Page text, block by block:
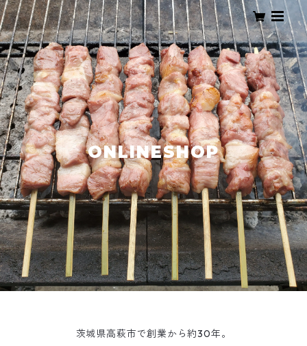
ONLINESHOP
茨城県高萩市で創業から約30年。